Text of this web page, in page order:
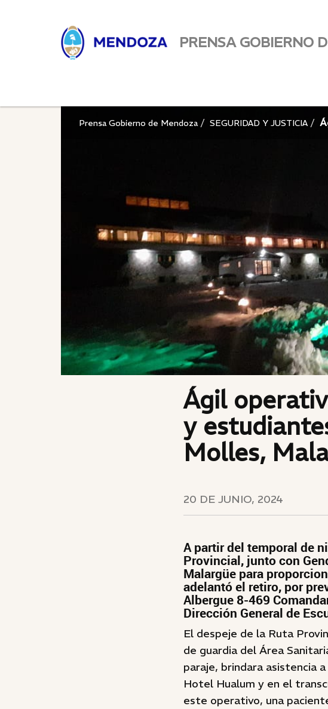
PRENSA GOBIERNO
Prensa Gobierno de Mendoza SEGURIDAD Y JUSTICIA
Ágil
y
Molles,
20 DE JUNIO, 2024
A partir del temporal de
Provincial, junto con
Malargüe para
adelantó el retiro, por
Albergue 8-469
Dirección General de
El despeje de la Ruta
de guardia del Área
paraje, brindara asistencia
Hotel Hualum y en el
este operativo, una